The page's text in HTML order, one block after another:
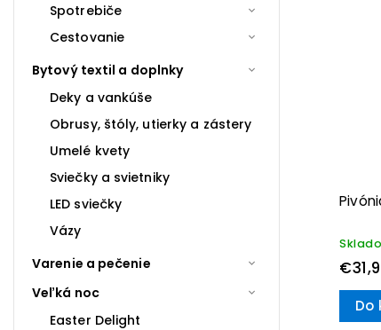
Spotrebiče
Cestovanie
Bytový textil a doplnky
Deky a vankúše
Obrusy, štóly, utierky a zástery
Umelé kvety
Sviečky a svietniky
LED sviečky
Vázy
Varenie a pečenie
Veľká noc
Easter Delight
Do